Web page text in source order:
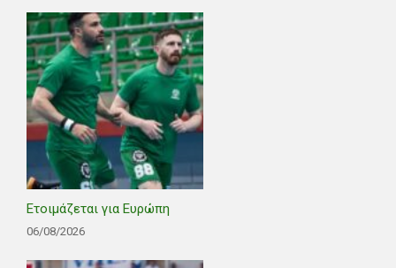
Ετοιμάζεται για Ευρώπη
06/08/2026